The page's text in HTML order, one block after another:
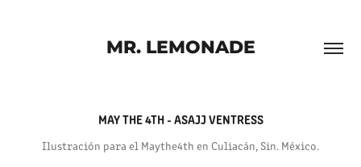
MR. LEMONADE
MAY THE 4TH - ASAJJ VENTRESS
Ilustración para el Maythe4th en Culiacán, Sin. México.